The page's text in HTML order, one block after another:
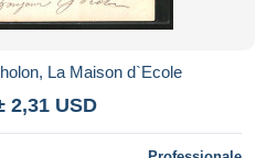
La Maison d`Ecole
2,31 USD